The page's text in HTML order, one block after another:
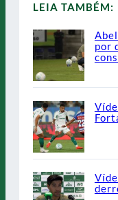
LEIA TAMBÉM:
por